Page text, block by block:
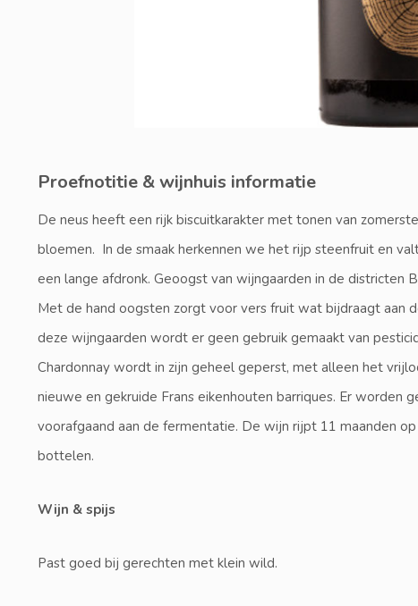
Proefnotitie & wijnhuis informatie
De neus heeft een rijk biscuitkarakter met tonen van
bloemen. In de smaak herkennen we het rijp steenfruit en
een lange afdronk. Geoogst van wijngaarden in de districten
Met de hand oogsten zorgt voor vers fruit wat bijdraagt aan
deze wijngaarden wordt er geen gebruik gemaakt van
Chardonnay wordt in zijn geheel geperst, met alleen het
nieuwe en gekruide Frans eikenhouten barriques. Er worden
voorafgaand aan de fermentatie. De wijn rijpt 11 maanden
bottelen.
Wijn & spijs
Past goed bij gerechten met klein wild.